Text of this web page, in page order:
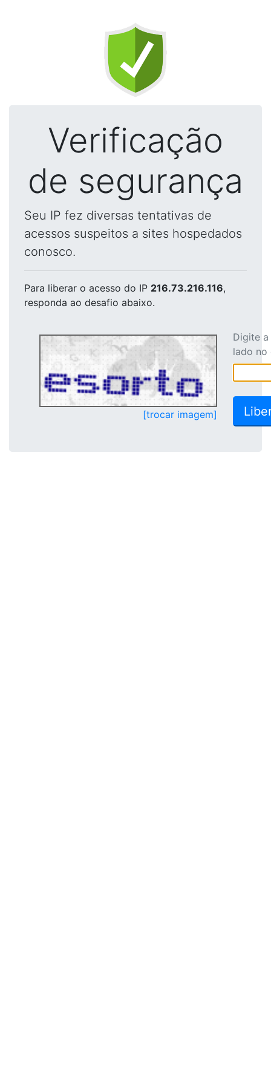
Verificação
de segurança
Seu IP fez diversas tentativas de
acessos suspeitos a sites hospedados
conosco.
Para liberar o acesso do IP 216.73.216.116,
responda ao desafio abaixo.
[trocar imagem]
Digite
lado no